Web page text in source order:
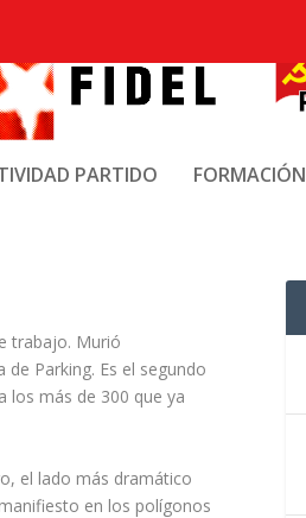
PARTIDO FORMACIÓN
EN SU
trabajo. Murió
Parking. Es el segundo
los más de 300 que ya
el lado más dramático
en los polígonos